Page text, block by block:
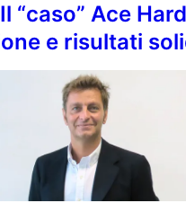
Il “caso” Ace
e risultati